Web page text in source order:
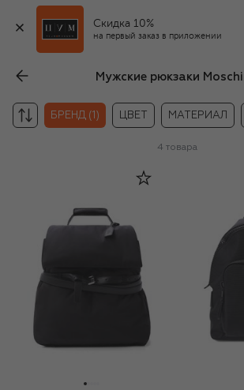
Скидка 10%
на первый заказ в приложении
Мужские рюкзаки
БРЕНД (1) ЦВЕТ МАТЕРИАЛ
4 товара